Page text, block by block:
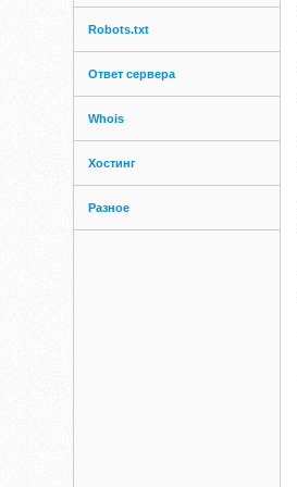
Robots.txt
Ответ сервера
Whois
Хостинг
Разное